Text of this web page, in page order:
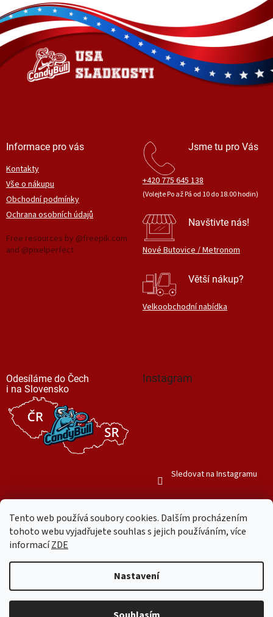
Tento web používá soubory cookies. Dalším procházením
tohoto webu vyjadřujete souhlas s jejich používáním, více
informacíZDE
Nastavení
á
p
a
í
Informace pro vás
Kontakty
Vše o nákupu
Obchodní podmínky
Ochrana osobních údajů
Free resources by @freepik.com
and @pixelperfect
Jsme tu pro Vás
+420 775 645 138
(Volejte Po až Pá od 10 do 18.00 hodin)
Navštivte nás!
Nové Butovice / Metronom
Větší nákup?
Velkoobchodní nabídka
Odesíláme do Čech
i na Slovensko
Instagram
Sledovat na Instagramu
Copyright 2026Mr. Candy Bull. Všechna práva vyhrazena.Upravit
nastavení cookies